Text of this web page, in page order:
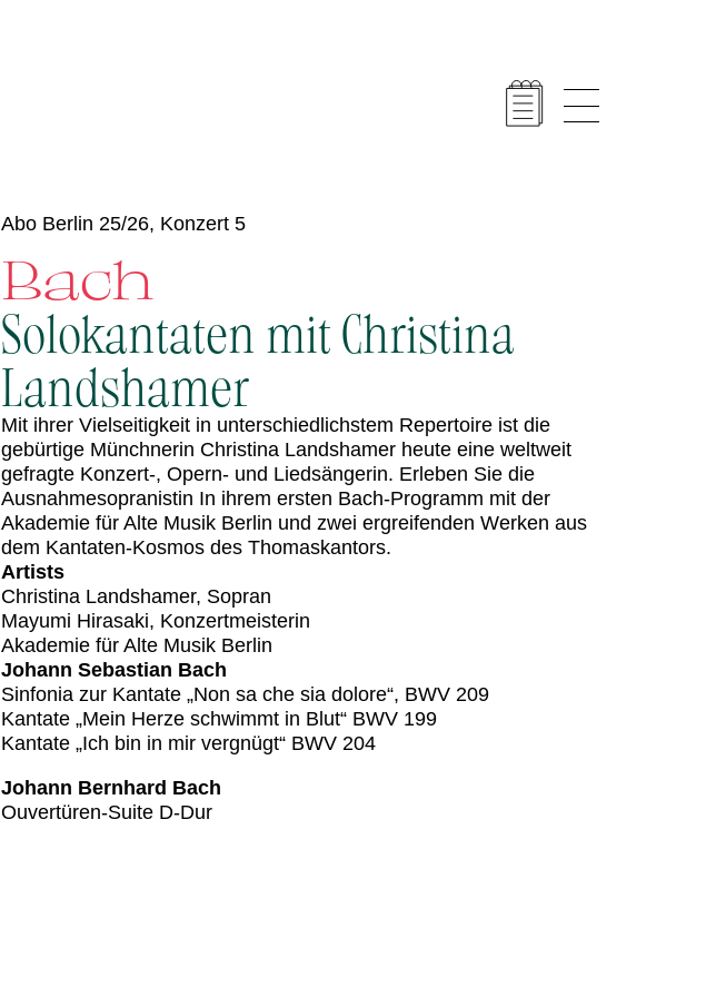
Abo Berlin 25/26, Konzert 5
Bach
Solokantaten mit Christina
Landshamer
Mit ihrer Vielseitigkeit in unterschiedlichstem Repertoire ist die
gebürtige Münchnerin Christina Landshamer heute eine weltweit
gefragte Konzert-, Opern- und Liedsängerin. Erleben Sie die
Ausnahmesopranistin In ihrem ersten Bach-Programm mit der
Akademie für Alte Musik Berlin und zwei ergreifenden Werken aus
dem Kantaten-Kosmos des Thomaskantors.
Artists
Christina Landshamer, Sopran
Mayumi Hirasaki, Konzertmeisterin
Akademie für Alte Musik Berlin
Johann Sebastian Bach
Sinfonia zur Kantate „Non sa che sia dolore“, BWV 209
Kantate „Mein Herze schwimmt in Blut“ BWV 199
Kantate „Ich bin in mir vergnügt“ BWV 204
Johann Bernhard Bach
Ouvertüren-Suite D-Dur